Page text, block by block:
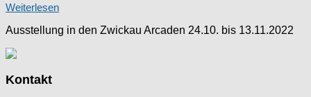
Weiterlesen
Ausstellung in den Zwickau Arcaden 24.10. bis 13.11.2022
Kontakt